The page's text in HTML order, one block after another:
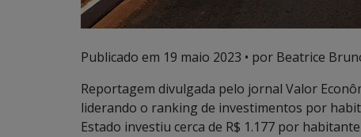
Publicado em 19 maio 2023 • por Beatrice
Reportagem divulgada pelo jornal Valor
liderando o ranking de investimentos por
Estado investiu cerca de R$ 1.177 por